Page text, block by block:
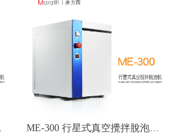
ME-300 行星式真空攪拌脫泡機